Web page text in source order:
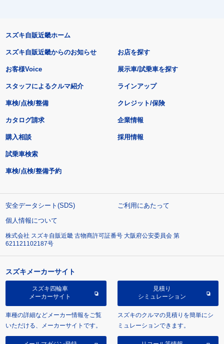
スズキ自販近畿ホーム
スズキ自販近畿からのお知らせ
お客様Voice
スタッフによるクルマ紹介
お店を探す
展示車/試乗車を探す
ラインアップ
車検/点検/整備 クレジット/保険
カタログ請求
購入相談
試乗車検索
車検/点検/整備予約
企業情報
採用情報
安全データシート(SDS)
ご利用にあたって
個人情報について
株式会社 スズキ自販近畿 古物商許可証番号 大阪府公安委員会 第
621121102187号
スズキメーカーサイト
スズキ四輪車
メーカーサイト
車種の詳細などメーカー情報をご覧
いただける、メーカーサイトです。
見積り
シミュレーション
スズキのクルマの見積りを簡単にシ
ミュレーションできます。